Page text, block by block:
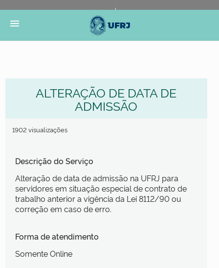
Portal do Governo Brasileiro
Governo
menu
ALTERAÇÃO DE DATA DE
ADMISSÃO
1902 visualizações
Descrição do Serviço
Alteração de data de admissão na UFRJ para
servidores em situação especial de contrato de
trabalho anterior a vigência da Lei 8112/90 ou
correção em caso de erro.
Forma de atendimento
Somente Online